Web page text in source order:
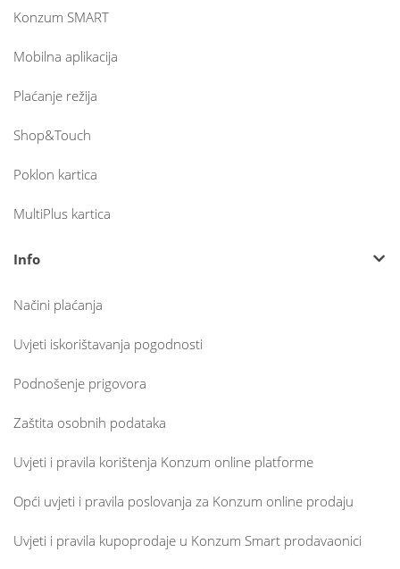
Konzum SMART
Mobilna aplikacija
Plaćanje režija
Shop&Touch
Poklon kartica
MultiPlus kartica
Info
Načini plaćanja
Uvjeti iskorištavanja pogodnosti
Podnošenje prigovora
Zaštita osobnih podataka
Uvjeti i pravila korištenja Konzum online platforme
Opći uvjeti i pravila poslovanja za Konzum online prodaju
Uvjeti i pravila kupoprodaje u Konzum Smart prodavaonici